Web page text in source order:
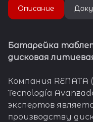
Описание
Батарейка
дисковая
Компания RENATA
Tecnología
экспертов
производству